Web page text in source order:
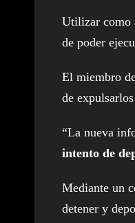
Utilizar como
de poder
El miembro
de
“La nueva
intento de
Mediante un
detener y